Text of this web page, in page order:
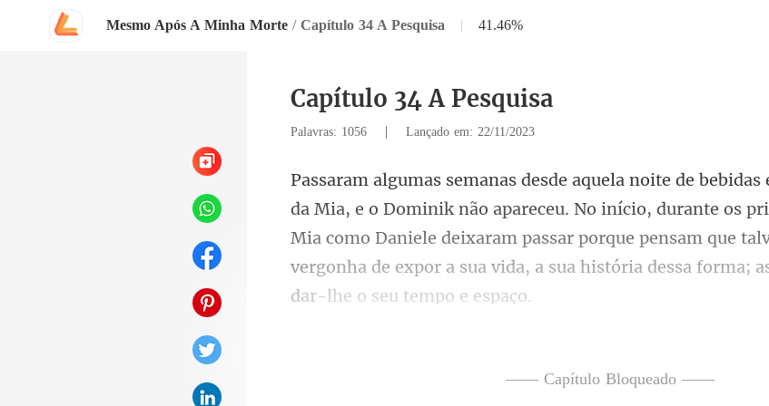
Mesmo Após A Minha Morte / Capítulo 34 A Pesquisa | 41.46%
Capítulo 34 A Pesquisa
Palavras: 1056 | Lançado em: 22/11/2023
o início, durante os
Mia como Daniele deixaram passar porque pensam que
—— Capítulo Bloqueado ——